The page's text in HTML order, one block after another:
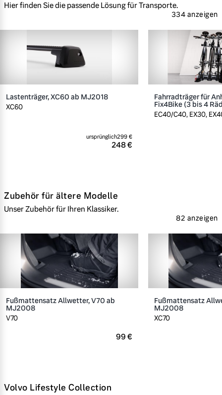
Hier finden Sie die passende Lösung für Transporte.
334 anzeigen
Lastenträger, XC60 ab MJ2018
XC60
248 €
ursprünglich299 €
Fahrradträger für
Fix4Bike (3 bis 4
EC40/C40, EX30,
Zubehör für ältere Modelle
Unser Zubehör für Ihren Klassiker.
82 anzeigen
Fußmattensatz Allwetter, V70 ab
MJ2008
V70
99 €
Fußmattensatz
MJ2008
XC70
Volvo Lifestyle Collection